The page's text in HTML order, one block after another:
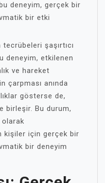
deneyim, gerçek bir
bir etki
şaşırtıcı
deneyim, etkilenen
ve hareket
çarpması anında
gösterse de,
birleşir. Bu durum,
kişiler için gerçek bir
bir deneyim